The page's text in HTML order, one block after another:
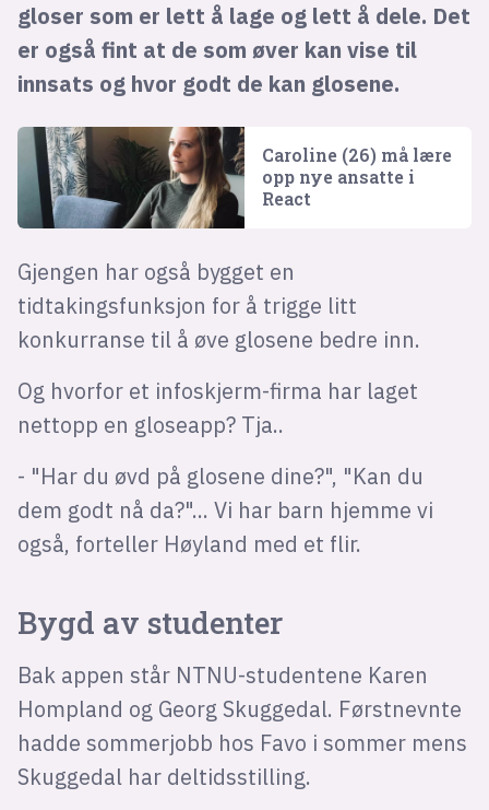
gloser som er lett å lage og lett å dele. Det
er også fint at de som øver kan vise til
innsats og hvor godt de kan glosene.
Caroline (26) må lære
opp nye ansatte i
React
Gjengen har også bygget en
tidtakingsfunksjon for å trigge litt
konkurranse til å øve glosene bedre inn.
Og hvorfor et infoskjerm-firma har laget
nettopp en gloseapp? Tja..
- "Har du øvd på glosene dine?", "Kan du
dem godt nå da?"... Vi har barn hjemme vi
også, forteller Høyland med et flir.
Bygd av studenter
Bak appen står NTNU-studentene Karen
Hompland og Georg Skuggedal. Førstnevnte
hadde sommerjobb hos Favo i sommer mens
Skuggedal har deltidsstilling.